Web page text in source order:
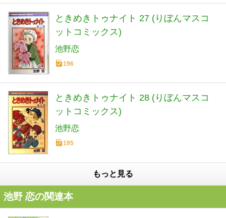
ときめきトゥナイト 27 (りぼんマスコ
ットコミックス)
池野恋
196
ときめきトゥナイト 28 (りぼんマスコ
ットコミックス)
池野恋
195
もっと見る
池野 恋の関連本